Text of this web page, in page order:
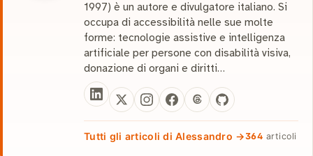
1997) è un autore e divulgatore italiano. Si
occupa di accessibilità nelle sue molte
forme: tecnologie assistive e intelligenza
artificiale per persone con disabilità visiva,
donazione di organi e diritti…
Tutti gli articoli di Alessandro →364 articoli